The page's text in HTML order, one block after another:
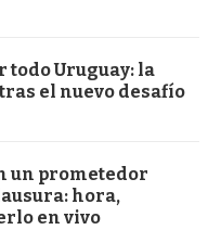
todo Uruguay: la
el nuevo desafío
un prometedor
hora,
en vivo